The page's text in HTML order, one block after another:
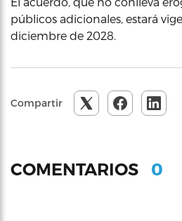
públicos adicionales, estará
diciembre de 2028.
Compartir
COMENTARIOS 0